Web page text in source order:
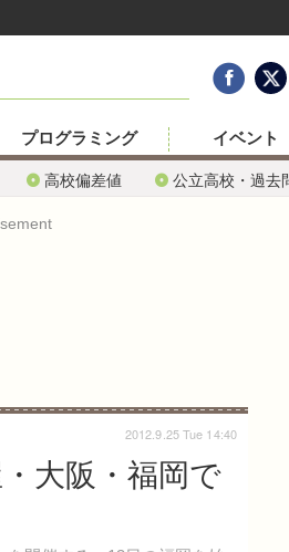
高校偏差値 公立高校・過去
プログラミング イベント
大阪・福岡で
2012.9.25 Tue 14:40